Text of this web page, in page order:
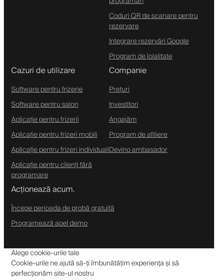
Coduri QR de scanare pentru
rezervare
Integrare rezervări Google
Program de loialitate
Cazuri de utilizare
Software pentru frizerie
Software pentru salon
Aplicație pentru frizerii
Aplicație pentru frizeri mobili
Aplicație pentru frizeri individuali
Aplicație pentru clienți fără
programare
Companie
Prețuri
Investitori
Angajăm
Program de afiliere
Devino ambasador
Acționează acum.
Începe perioada de probă gratuită
Programează apel demo
Alege cookie-urile tale
Cookie-urile ne ajută să-ți îmbunătățim experiența și să
perfecționăm site-ul nostru